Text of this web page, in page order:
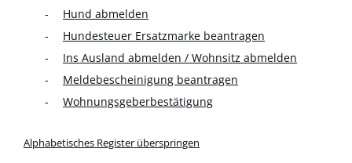
Hund abmelden
Hundesteuer Ersatzmarke beantragen
Ins Ausland abmelden / Wohnsitz abmelden
Meldebescheinigung beantragen
Wohnungsgeberbestätigung
Alphabetisches Register überspringen